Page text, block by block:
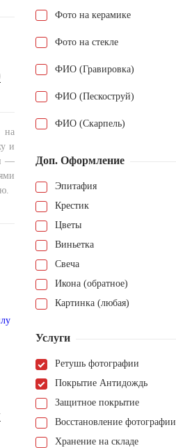
на
и
—
Фото на керамике
Фото на стекле
ФИО (Гравировка)
ФИО (Пескоструй)
ФИО (Скарпель)
Доп. Оформление
Эпитафия
Крестик
Цветы
Виньетка
Свеча
Икона (обратное)
Картинка (любая)
Услуги
Ретушь фотографии
Покрытие Антидождь
Защитное покрытие
Восстановление фотографии
Хранение на складе